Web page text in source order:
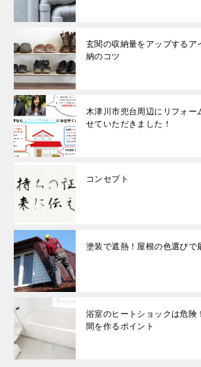
玄関の収納量をアップするア
納のコツ
木津川市兜台周辺にリフォー
せていただきました！
コンセプト
塗装で遮熱！屋根の色選びで
浴室のヒートショックは危険
間を作るポイント